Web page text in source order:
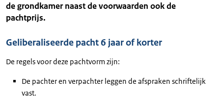
de grondkamer naast de voorwaarden ook de
pachtprijs.
Geliberaliseerde pacht 6 jaar of korter
De regels voor deze pachtvorm zijn:
De pachter en verpachter leggen de afspraken schriftelijk
vast.